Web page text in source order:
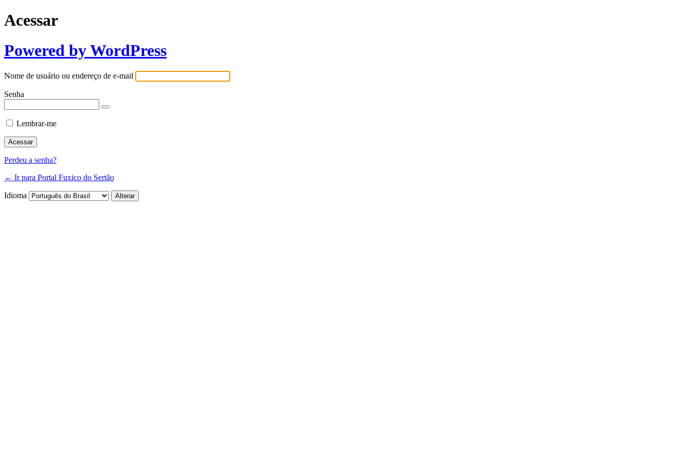
Acessar
Powered by WordPress
Nome de usuário ou endereço de e-mail
Senha
Lembrar-me
Perdeu a senha?
← Ir para Portal Fuxico do Sertão
Idioma